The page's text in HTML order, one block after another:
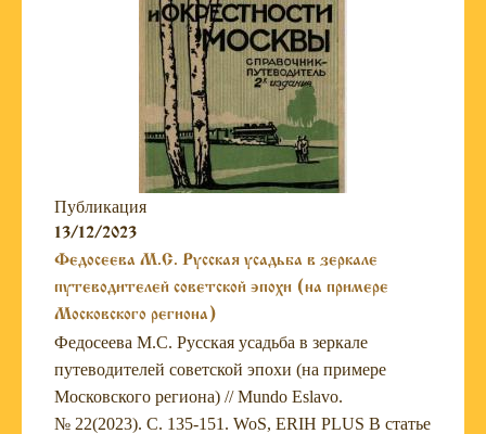
Публикация
13/12/2023
Федосеева М.С. Русская усадьба в зеркале
путеводителей советской эпохи (на примере
Московского региона)
Федосеева М.С. Русская усадьба в зеркале
путеводителей советской эпохи (на примере
Московского региона) // Mundo Eslavo.
№ 22(2023). С. 135-151. WoS, ERIH PLUS В статье